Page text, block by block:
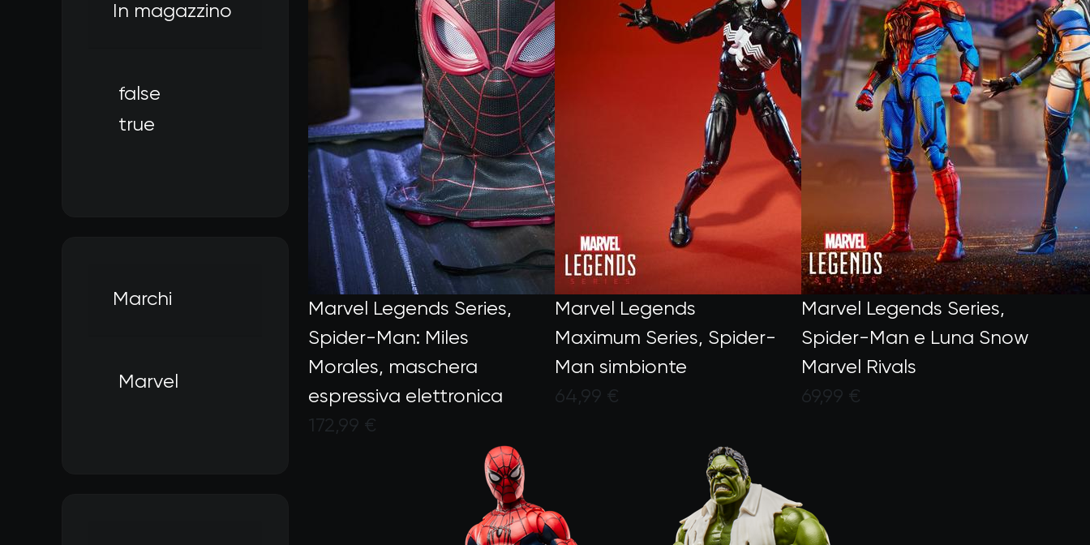
In magazzino
false
Filtra per In magazzino: false
true
Filtra per In magazzino: true
Marchi
Marvel
Filtra per Marchi: Marvel
Marvel Legends Series,
Spider-Man: Miles
Morales, maschera
espressiva elettronica
172,99 €
Valutato dai clienti con un punteggio di 3,9 su 5
Marvel Legends
Maximum Series, Spider-
Man simbionte
64,99 €
Marvel Legends Series,
Spider-Man e Luna Snow
Marvel Rivals
69,99 €